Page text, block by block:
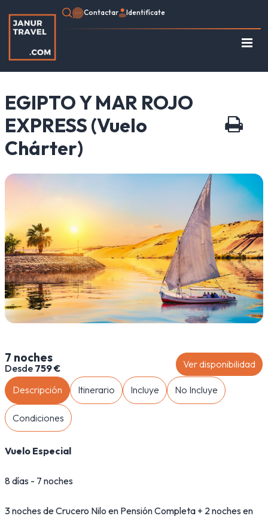
Contactar Identifícate
Egipto
Turquía
África
Asia
Europa
Tipo de viaje
EGIPTO Y MAR ROJO
EXPRESS (Vuelo
Chárter)
Descripción Itinerario Incluye No Incluye
Condiciones
Vuelo Especial
8 días - 7 noches
3 noches de Crucero Nilo en Pensión Completa + 2 noches en
7 noches
Desde 759 € Ver disponibilidad